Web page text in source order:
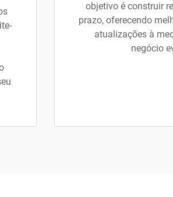
objetivo é construir
prazo, oferecendo
atualizações à
negócio